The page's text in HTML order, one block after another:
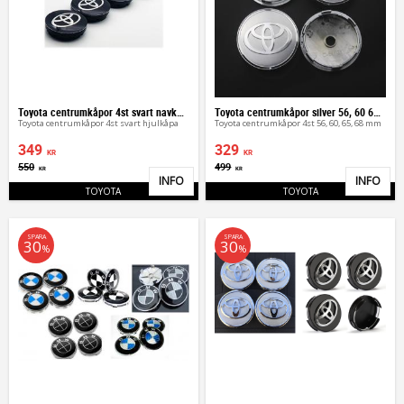
Toyota centrumkåpor 4st svart hjulkåpa
349 KR
550 KR
TOYOTA Lägg till i favoriter
INFO
Toyota centrumkåpor 4st 56, 60, 65, 68 mm
329 KR
499 KR
TOYOTA
INFO
SPARA
30%
SPARA
30%